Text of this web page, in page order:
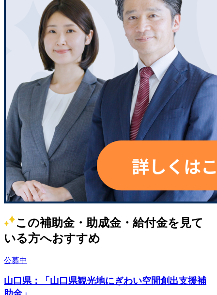
この補助金・助成金・給付金を見て
いる方へおすすめ
公募中
山口県：「山口県観光地にぎわい空間創出支援補